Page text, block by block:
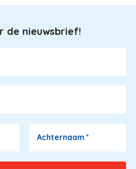
de nieuwsbrief!
Achternaam *